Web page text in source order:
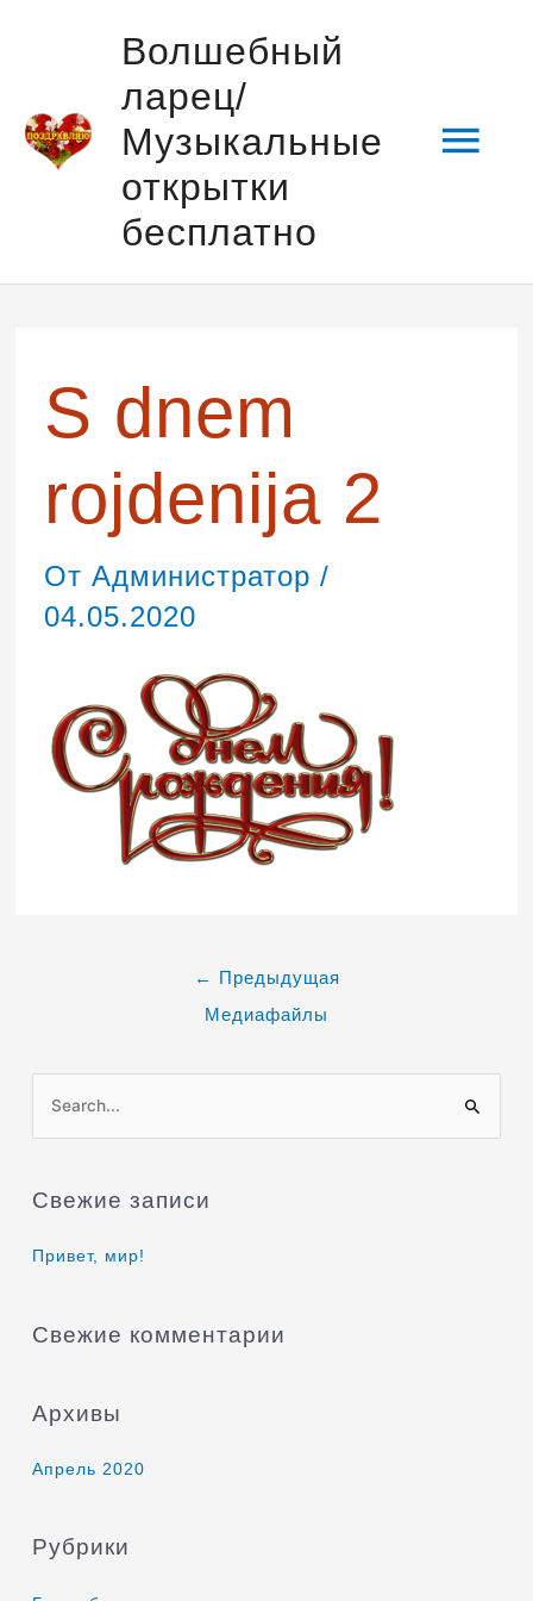
содержимому
Волшебный
ларец/
Музыкальные
открытки
бесплатно
S dnem
rojdenija 2
От Администратор /
04.05.2020
записям
←
Предыдущая
Медиафайлы
о
с
Свежие записи
Привет, мир!
Свежие комментарии
Архивы
Апрель 2020
Рубрики